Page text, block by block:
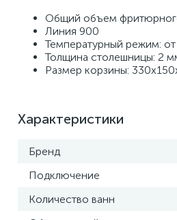
Общий объем
Линия 900
Температурный режим:
Толщина столешницы: 2
Размер корзины:
Характеристики
Бренд
Подключение
Количество ванн